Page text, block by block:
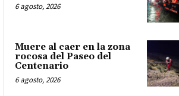
6 agosto, 2026
Muere al caer en la zona
rocosa del Paseo del
Centenario
6 agosto, 2026